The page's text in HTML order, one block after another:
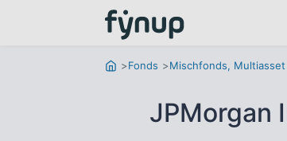
Fonds Mischfonds, Multiasset
JPMorgan